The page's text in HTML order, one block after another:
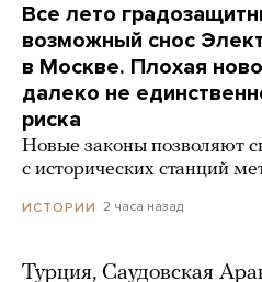
Все лето
возможный снос
в Москве. Плохая
далеко не
риска
Новые законы позволяют
с исторических станций
ИСТОРИИ 2 часа назад
Турция, Саудовская